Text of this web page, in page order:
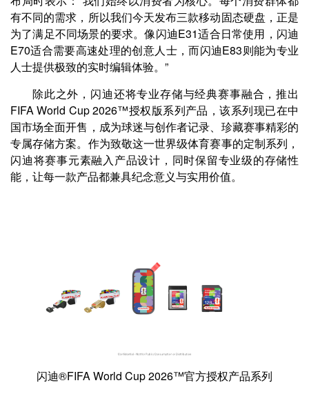
有不同的需求，所以我们今天发布三款移动固态硬盘，正是
为了满足不同场景的要求。像闪迪E31适合日常使用，闪迪
E70适合需要高速处理的创意人士，而闪迪E83则能为专业
人士提供极致的实时编辑体验。”
除此之外，闪迪还将专业存储与经典赛事融合，推出
FIFA World Cup 2026™授权版系列产品，该系列现已在中
国市场全面开售，成为球迷与创作者记录、珍藏赛事精彩的
专属存储方案。作为致敬这一世界级体育赛事的定制系列，
闪迪将赛事元素融入产品设计，同时保留专业级的存储性
能，让每一款产品都兼具纪念意义与实用价值。
闪迪®FIFA World Cup 2026™官方授权产品系列